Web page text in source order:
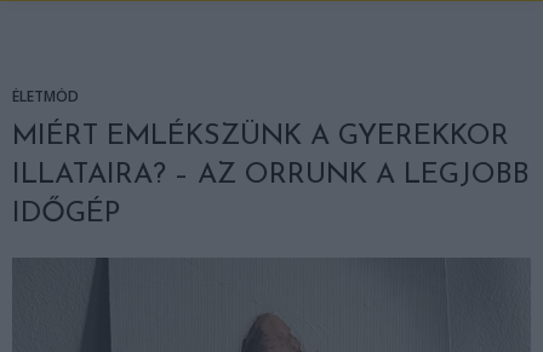
ÉLETMÓD
MIÉRT EMLÉKSZÜNK A GYEREKKOR
ILLATAIRA? – AZ ORRUNK A LEGJOBB
IDŐGÉP